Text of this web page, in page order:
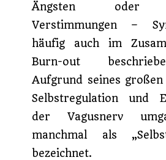
Ängsten oder
Verstimmungen –
häufig auch im
Burn-out
Aufgrund seines
Selbstregulation und
der Vagusnerv
manchmal als
bezeichnet.